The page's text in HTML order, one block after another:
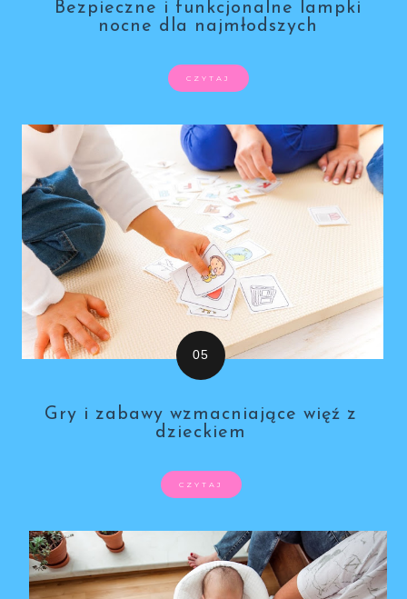
Bezpieczne i funkcjonalne lampki
nocne dla najmłodszych
CZYTAJ
Gry i zabawy wzmacniające więź z
dzieckiem
CZYTAJ